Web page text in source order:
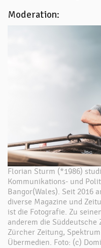
Moderation:
Florian Sturm (*1986)
Kommunikations- und
Bangor(Wales). Seit 2016
diverse Magazine und
ist die Fotografie. Zu
anderem die Süddeutsche
Zürcher Zeitung,
Übermedien. Foto: (c)